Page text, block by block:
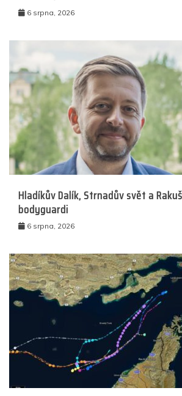
6 srpna, 2026
Hladíkův Dalík, Strnadův svět a
bodyguardi
6 srpna, 2026